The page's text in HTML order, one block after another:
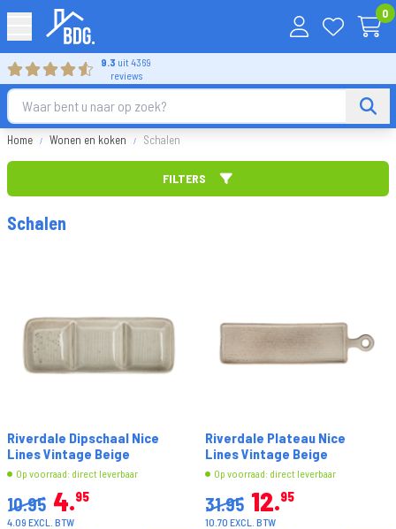
0
9.3 uit 4369
reviews
Home Wonen en koken Schalen
Sorteer op FILTERS
Schalen
Riverdale Dipschaal Nice
Lines Vintage Beige
Op voorraad: direct leverbaar
10.95 4 95
4.09 EXCL. BTW
Riverdale Plateau Nice
Lines Vintage Beige
Op voorraad: direct leverbaar
31.95 12 95
10.70 EXCL. BTW